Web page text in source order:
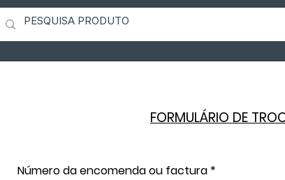
FORMULÁRIO DE
Número da encomenda ou factura